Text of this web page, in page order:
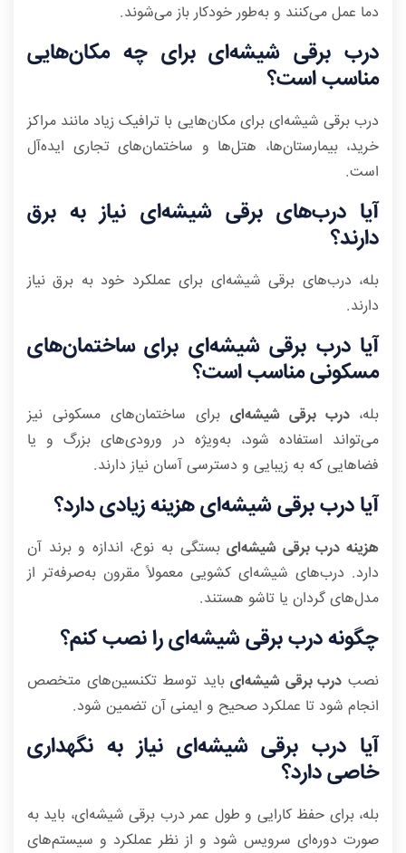
دما عمل می‌کنند و به‌طور خودکار باز می‌شوند.
درب برقی شیشه‌ای برای چه مکان‌هایی
مناسب است؟
درب برقی شیشه‌ای برای مکان‌هایی با ترافیک زیاد مانند مراکز
خرید، بیمارستان‌ها، هتل‌ها و ساختمان‌های تجاری ایده‌آل
است.
آیا درب‌های برقی شیشه‌ای نیاز به برق
دارند؟
بله، درب‌های برقی شیشه‌ای برای عملکرد خود به برق نیاز
دارند.
آیا درب برقی شیشه‌ای برای ساختمان‌های
مسکونی مناسب است؟
بله، درب برقی شیشه‌ای برای ساختمان‌های مسکونی نیز
می‌تواند استفاده شود، به‌ویژه در ورودی‌های بزرگ و یا
فضاهایی که به زیبایی و دسترسی آسان نیاز دارند.
آیا درب برقی شیشه‌ای هزینه زیادی دارد؟
هزینه درب برقی شیشه‌ایبستگی به نوع، اندازه و برند آن
دارد. درب‌های شیشه‌ای کشویی معمولاً مقرون به‌صرفه‌تر از
مدل‌های گردان یا تاشو هستند.
چگونه درب برقی شیشه‌ای را نصب کنم؟
نصب درب برقی شیشه‌ایباید توسط تکنسین‌های متخصص
انجام شود تا عملکرد صحیح و ایمنی آن تضمین شود.
آیا درب برقی شیشه‌ای نیاز به نگهداری
خاصی دارد؟
بله، برای حفظ کارایی و طول عمر درب برقی شیشه‌ای، باید به
صورت دوره‌ای سرویس شود و از نظر عملکرد و سیستم‌های